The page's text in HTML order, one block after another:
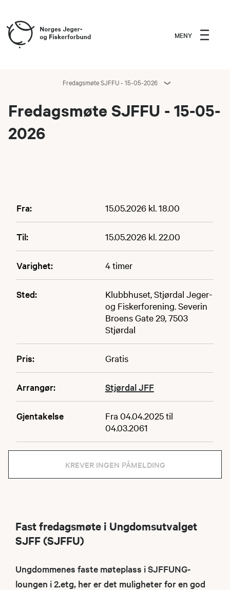
MENY
Fredagsmøte SJFFU - 15-05-2026
Fredagsmøte SJFFU - 15-05-
2026
Fra: 15.05.2026 kl. 18.00
Til: 15.05.2026 kl. 22.00
Varighet: 4 timer
Sted:
Klubbhuset, Stjørdal Jeger-
og Fiskerforening. Severin
Broens Gate 29, 7503
Stjørdal
Pris: Gratis
Arrangør: Stjørdal JFF
Gjentakelse
Fra 04.04.2025 til
04.03.2061
KREVER INGEN PÅMELDING
Fast fredagsmøte i Ungdomsutvalget
SJFF (SJFFU)
Ungdommenes faste møteplass i SJFFUNG-
loungen i 2.etg, her er det muligheter for en god